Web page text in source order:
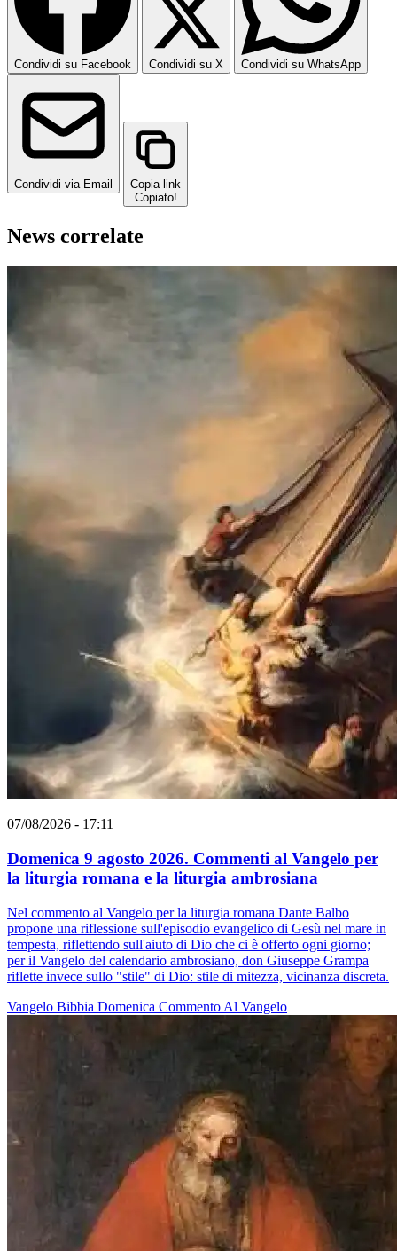
Condividi su Facebook Condividi su X Condividi su WhatsApp
Condividi via Email
Copia link
Copiato!
News correlate
07/08/2026 - 17:11
Domenica 9 agosto 2026. Commenti al Vangelo per
la liturgia romana e la liturgia ambrosiana
Nel commento al Vangelo per la liturgia romana Dante Balbo
propone una riflessione sull'episodio evangelico di Gesù nel mare in
tempesta, riflettendo sull'aiuto di Dio che ci è offerto ogni giorno;
per il Vangelo del calendario ambrosiano, don Giuseppe Grampa
riflette invece sullo "stile" di Dio: stile di mitezza, vicinanza discreta.
Vangelo Bibbia Domenica Commento Al Vangelo